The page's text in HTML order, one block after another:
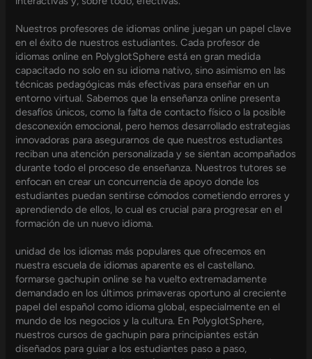
Nuestros profesores de idiomas online juegan un papel clave
en el éxito de nuestros estudiantes. Cada profesor de
idiomas online en PolyglotSphere está en gran medida
capacitado no solo en su idioma nativo, sino asimismo en las
técnicas pedagógicas más efectivas para enseñar en un
entorno virtual. Sabemos que la enseñanza online presenta
desafíos únicos, como la falta de contacto físico o la posible
desconexión emocional, pero hemos desarrollado estrategias
innovadoras para asegurarnos de que nuestros estudiantes
reciban una atención personalizada y se sientan acompañados
durante todo el proceso de enseñanza. Nuestros tutores se
enfocan en crear un concurrencia de apoyo donde los
estudiantes puedan sentirse cómodos cometiendo errores y
aprendiendo de ellos, lo cual es crucial para progresar en el
formación de un nuevo idioma.
unidad de los idiomas más populares que ofrecemos en
nuestra escuela de idiomas aparente es el castellano.
formarse gachupin online se ha vuelto extremadamente
demandado en los últimos primaveras oportuno al creciente
papel del español como idioma global, especialmente en el
mundo de los negocios y la cultura. En PolyglotSphere,
nuestros cursos de gachupin para principiantes están
diseñados para guiar a los estudiantes paso a paso,